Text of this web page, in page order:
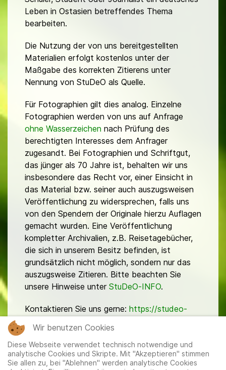
Leben in Ostasien betreffendes Thema
bearbeiten.
Die Nutzung der von uns bereitgestellten
Materialien erfolgt kostenlos unter der
Maßgabe des korrekten Zitierens unter
Nennung von StuDeO als Quelle.
Für Fotographien gilt dies analog. Einzelne
Fotographien werden von uns auf Anfrage
ohne Wasserzeichen nach Prüfung des
berechtigten Interesses dem Anfrager
zugesandt. Bei Fotographien und Schriftgut,
das jünger als 70 Jahre ist, behalten wir uns
insbesondere das Recht vor, einer Einsicht in
das Material bzw. seiner auch auszugsweisen
Veröffentlichung zu widersprechen, falls uns
von den Spendern der Originale hierzu Auflagen
gemacht wurden. Eine Veröffentlichung
kompletter Archivalien, z.B. Reisetagebücher,
die sich in unserem Besitz befinden, ist
grundsätzlich nicht möglich, sondern nur das
auszugsweise Zitieren. Bitte beachten Sie
unsere Hinweise unter StuDeO-INFO.
Kontaktieren Sie uns gerne: https://studeo-
Wir benutzen Cookies
Diese Webseite verwendet technisch notwendige und
analytische Cookies und Skripte. Mit "Akzeptieren" stimmen
Sie allen zu, bei "Ablehnen" werden analytische Cookies